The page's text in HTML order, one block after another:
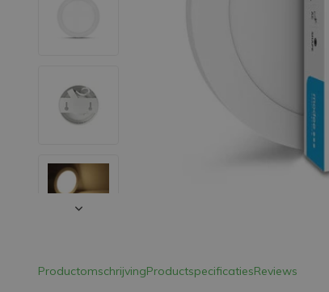
ProductomschrijvingProductspecificatiesReviews